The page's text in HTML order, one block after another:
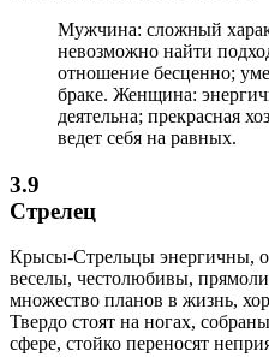
Мужчина: сложный
невозможно найти
отношение бесценно;
браке. Женщина:
деятельна; прекрасная
ведет себя на равных.
3.9
Стрелец
Крысы-Стрельцы энергичны,
веселы, честолюбивы,
множество планов в жизнь,
Твердо стоят на ногах,
сфере, стойко переносят